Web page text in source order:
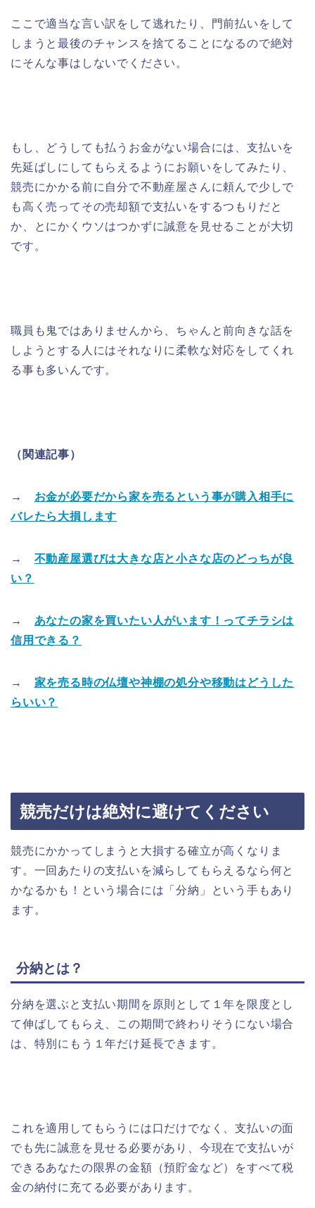
ここで適当な言い訳をして逃れたり、門前払いをして
しまうと最後のチャンスを捨てることになるので絶対
にそんな事はしないでください。
もし、どうしても払うお金がない場合には、支払いを
先延ばしにしてもらえるようにお願いをしてみたり、
競売にかかる前に自分で不動産屋さんに頼んで少しで
も高く売ってその売却額で支払いをするつもりだと
か、とにかくウソはつかずに誠意を見せることが大切
です。
職員も鬼ではありませんから、ちゃんと前向きな話を
しようとする人にはそれなりに柔軟な対応をしてくれ
る事も多いんです。
（関連記事）
→ お金が必要だから家を売るという事が購入相手に
バレたら大損します
→ 不動産屋選びは大きな店と小さな店のどっちが良
い？
→ あなたの家を買いたい人がいます！ってチラシは
信用できる？
→ 家を売る時の仏壇や神棚の処分や移動はどうした
らいい？
競売だけは絶対に避けてください
競売にかかってしまうと大損する確立が高くなりま
す。一回あたりの支払いを減らしてもらえるなら何と
かなるかも！という場合には「分納」という手もあり
ます。
分納とは？
分納を選ぶと支払い期間を原則として１年を限度とし
て伸ばしてもらえ、この期間で終わりそうにない場合
は、特別にもう１年だけ延長できます。
これを適用してもらうには口だけでなく、支払いの面
でも先に誠意を見せる必要があり、今現在で支払いが
できるあなたの限界の金額（預貯金など）をすべて税
金の納付に充てる必要があります。